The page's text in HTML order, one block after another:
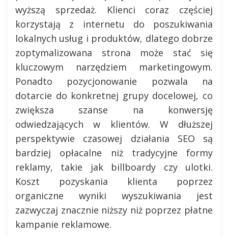
wyższą sprzedaż. Klienci coraz częściej
korzystają z internetu do poszukiwania
lokalnych usług i produktów, dlatego dobrze
zoptymalizowana strona może stać się
kluczowym narzędziem marketingowym.
Ponadto pozycjonowanie pozwala na
dotarcie do konkretnej grupy docelowej, co
zwiększa szanse na konwersję
odwiedzających w klientów. W dłuższej
perspektywie czasowej działania SEO są
bardziej opłacalne niż tradycyjne formy
reklamy, takie jak billboardy czy ulotki.
Koszt pozyskania klienta poprzez
organiczne wyniki wyszukiwania jest
zazwyczaj znacznie niższy niż poprzez płatne
kampanie reklamowe.